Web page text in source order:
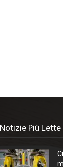
Notizie Più Lette